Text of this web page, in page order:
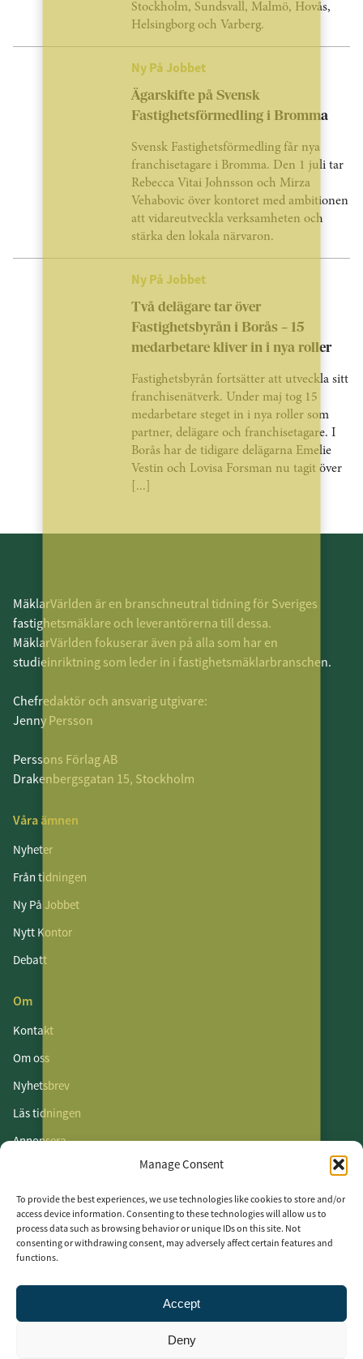
Manage Consent
To provide the best experiences, we use technologies like cookies to store and/or
access device information. Consenting to these technologies will allow us to
process data such as browsing behavior or unique IDs on this site. Not
consenting or withdrawing consent, may adversely affect certain features and
functions.
Accept
Deny
Stockholm, Sundsvall, Malmö, Hovås,
Helsingborg och Varberg.
Ny På Jobbet
Ägarskifte på Svensk
Fastighetsförmedling i Bromma
Svensk Fastighetsförmedling får nya
franchisetagare i Bromma. Den 1 juli tar
Rebecca Vitai Johnsson och Mirza
Vehabovic över kontoret med ambitionen
att vidareutveckla verksamheten och
stärka den lokala närvaron.
Ny På Jobbet
Två delägare tar över
Fastighetsbyrån i Borås – 15
medarbetare kliver in i nya roller
Fastighetsbyrån fortsätter att utveckla sitt
franchisenätverk. Under maj tog 15
medarbetare steget in i nya roller som
partner, delägare och franchisetagare. I
Borås har de tidigare delägarna Emelie
Vestin och Lovisa Forsman nu tagit över
[...]
MäklarVärlden är en branschneutral tidning för Sveriges
fastighetsmäklare och leverantörerna till dessa.
MäklarVärlden fokuserar även på alla som har en
studieinriktning som leder in i fastighetsmäklarbranschen.
Chefredaktör och ansvarig utgivare:
Jenny Persson
Perssons Förlag AB
Drakenbergsgatan 15, Stockholm
Våra ämnen
Nyheter
Från tidningen
Ny På Jobbet
Nytt Kontor
Debatt
Om
Kontakt
Om oss
Nyhetsbrev
Läs tidningen
Annonsera
Vår integritetspolicy
Följ oss
LinkedIn
Facebook
Instagram